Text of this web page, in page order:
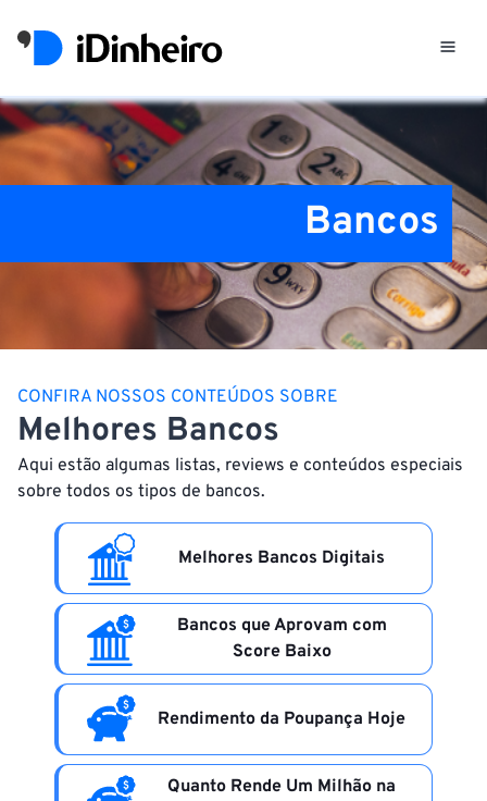
Bancos
CONFIRA NOSSOS CONTEÚDOS SOBRE
Melhores Bancos
Aqui estão algumas listas, reviews e conteúdos especiais
sobre todos os tipos de bancos.
Melhores Bancos Digitais
Bancos que Aprovam com
Score Baixo
Rendimento da Poupança Hoje
Quanto Rende Um Milhão na